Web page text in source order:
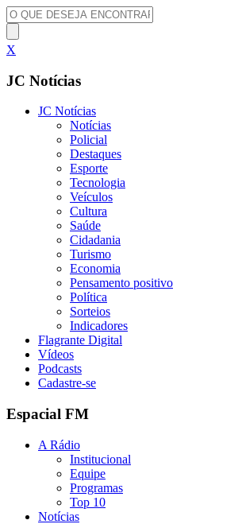
X
JC Notícias
JC Notícias
Notícias
Policial
Destaques
Esporte
Tecnologia
Veículos
Cultura
Saúde
Cidadania
Turismo
Economia
Pensamento positivo
Política
Sorteios
Indicadores
Flagrante Digital
Vídeos
Podcasts
Cadastre-se
Espacial FM
A Rádio
Institucional
Equipe
Programas
Top 10
Notícias